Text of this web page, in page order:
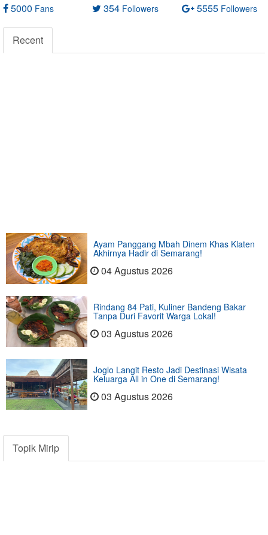
5000 Fans 354 Followers 5555 Followers
Recent
Ayam Panggang Mbah Dinem Khas Klaten
Akhirnya Hadir di Semarang!
04 Agustus 2026
Rindang 84 Pati, Kuliner Bandeng Bakar
Tanpa Duri Favorit Warga Lokal!
03 Agustus 2026
Joglo Langit Resto Jadi Destinasi Wisata
Keluarga All in One di Semarang!
03 Agustus 2026
Topik Mirip